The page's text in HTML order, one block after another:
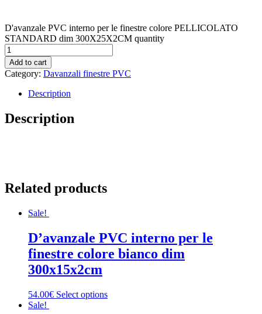
D'avanzale PVC interno per le finestre colore PELLICOLATO
STANDARD dim 300X25X2CM quantity
Add to cart
Category: Davanzali finestre PVC
Description
Description
Related products
Sale!
D’avanzale PVC interno per le
finestre colore bianco dim
300x15x2cm
54.00€ Select options
Sale!